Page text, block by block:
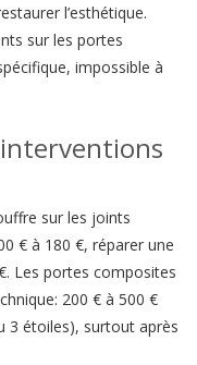
l’esthétique.
sur les portes
impossible à
sur les joints
€ à 180 €, réparer une
Les portes composites
200 € à 500 €
3 étoiles), surtout après